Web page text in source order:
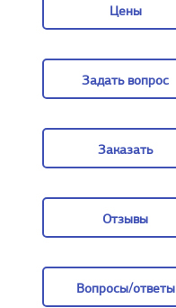
Цены
Задать вопрос
Заказать
Отзывы
Вопросы/ответы